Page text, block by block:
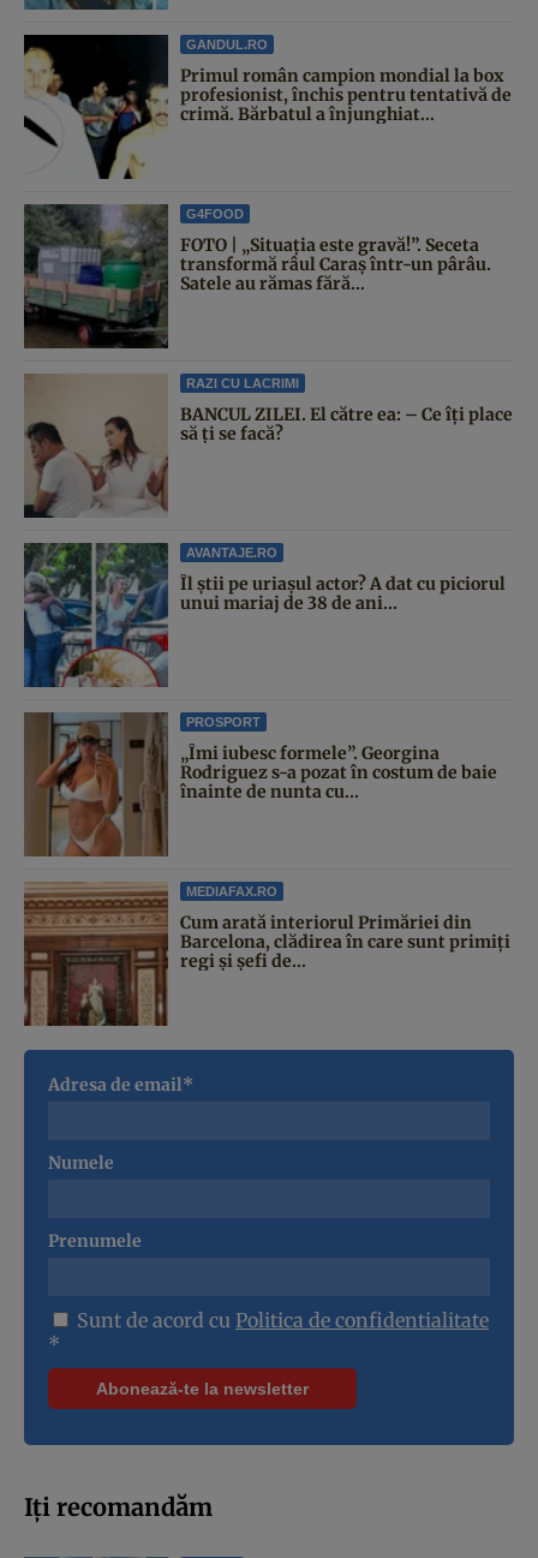
GANDUL.RO
Primul român campion mondial la box
profesionist, închis pentru tentativă de
crimă. Bărbatul a înjunghiat...
G4FOOD
FOTO | „Situația este gravă!”. Seceta
transformă râul Caraș într-un pârâu.
Satele au rămas fără...
RAZI CU LACRIMI
BANCUL ZILEI. El către ea: – Ce îți place
să ți se facă?
AVANTAJE.RO
Îl știi pe uriașul actor? A dat cu piciorul
unui mariaj de 38 de ani...
PROSPORT
„Îmi iubesc formele”. Georgina
Rodriguez s-a pozat în costum de baie
înainte de nunta cu...
MEDIAFAX.RO
Cum arată interiorul Primăriei din
Barcelona, clădirea în care sunt primiți
regi și șefi de...
Adresa de email*
Numele
Prenumele
Sunt de acord cu Politica de confidentialitate
*
Iți recomandăm